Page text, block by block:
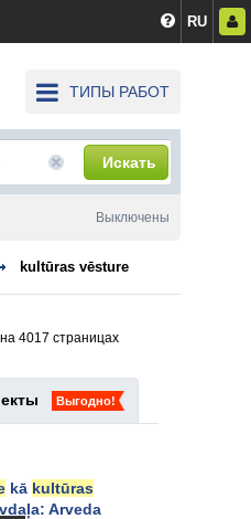
RU
ТИПЫ РАБОТ
Искать
kultūras vēsture
4017 страницах
Выгодно!
kā kultūras
Arveda
Выключены